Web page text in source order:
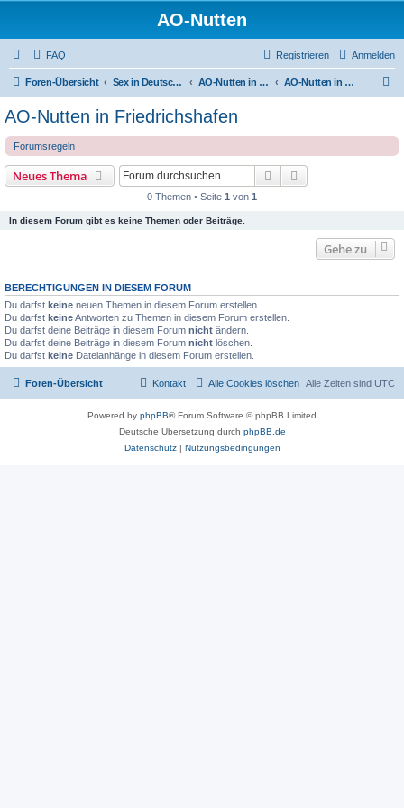
AO-Nutten
FAQ Anmelden
Registrieren
Foren-Übersicht Sex in Deutschland AO-Nutten in Baden-Würtenberg AO-Nutten in Friedrichshafen
AO-Nutten in Friedrichshafen
Forumsregeln
Neues Thema Suche
0 Themen • Seite 1 von 1
In diesem Forum gibt es keine Themen oder Beiträge.
Gehe zu
BERECHTIGUNGEN IN DIESEM FORUM
Du darfst keine neuen Themen in diesem Forum erstellen.
Du darfst keineAntworten zu Themen in diesem Forum erstellen.
Du darfst deine Beiträge in diesem Forum nicht ändern.
Du darfst deine Beiträge in diesem Forum nicht löschen.
Du darfst keine Dateianhänge in diesem Forum erstellen.
Foren-Übersicht Alle Zeiten sind UTC
Alle Cookies löschen
Kontakt
Powered by phpBB® Forum Software © phpBB Limited
Deutsche Übersetzung durch phpBB.de
Datenschutz| Nutzungsbedingungen